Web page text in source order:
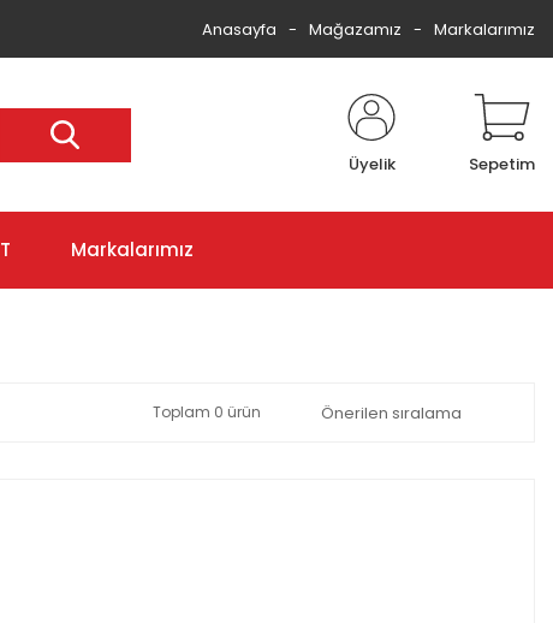
Anasayfa Mağazamız Markalarımız
Üyelik Sepetim
Markalarımız
Toplam 0 ürün